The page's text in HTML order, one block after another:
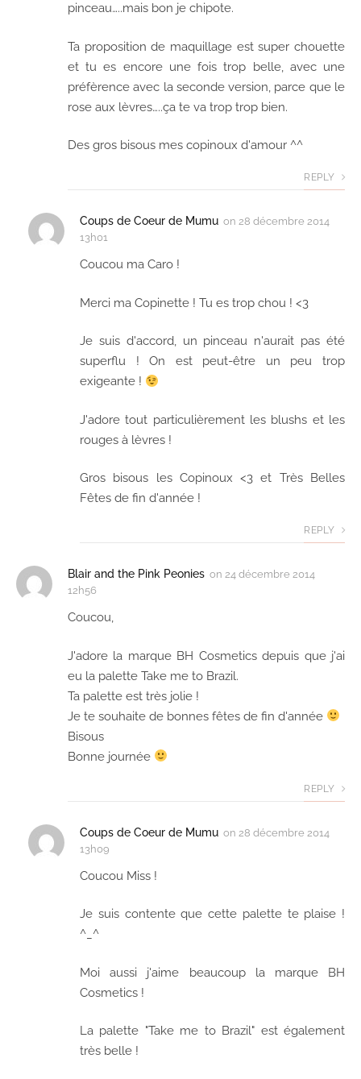
pinceau…..mais bon je chipote.
Ta proposition de maquillage est super chouette
et tu es encore une fois trop belle, avec une
préfèrence avec la seconde version, parce que le
rose aux lèvres…..ça te va trop trop bien.
Des gros bisous mes copinoux d'amour ^^
REPLY
Coups de Coeur de Mumu on 28 décembre 2014
13h01
Coucou ma Caro !
Merci ma Copinette ! Tu es trop chou ! <3
Je suis d'accord, un pinceau n'aurait pas été
superflu ! On est peut-être un peu trop
exigeante !
J'adore tout particulièrement les blushs et les
rouges à lèvres !
Gros bisous les Copinoux <3 et Très Belles
Fêtes de fin d'année !
REPLY
Blair and the Pink Peonies on 24 décembre 2014
12h56
Coucou,
J'adore la marque BH Cosmetics depuis que j'ai
eu la palette Take me to Brazil.
Ta palette est très jolie !
Je te souhaite de bonnes fêtes de fin d'année
Bisous
Bonne journée
REPLY
Coups de Coeur de Mumu on 28 décembre 2014
13h09
Coucou Miss !
Je suis contente que cette palette te plaise !
^_^
Moi aussi j'aime beaucoup la marque BH
Cosmetics !
La palette "Take me to Brazil" est également
très belle !